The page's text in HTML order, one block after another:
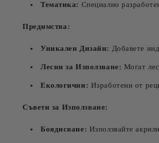
Тематика: Специално
Предимства:
Уникален Дизайн: Добавете
Лесни за Използване: Могат
Екологични: Изработени от
Съвети за Използване:
Боядисване: Използвайте